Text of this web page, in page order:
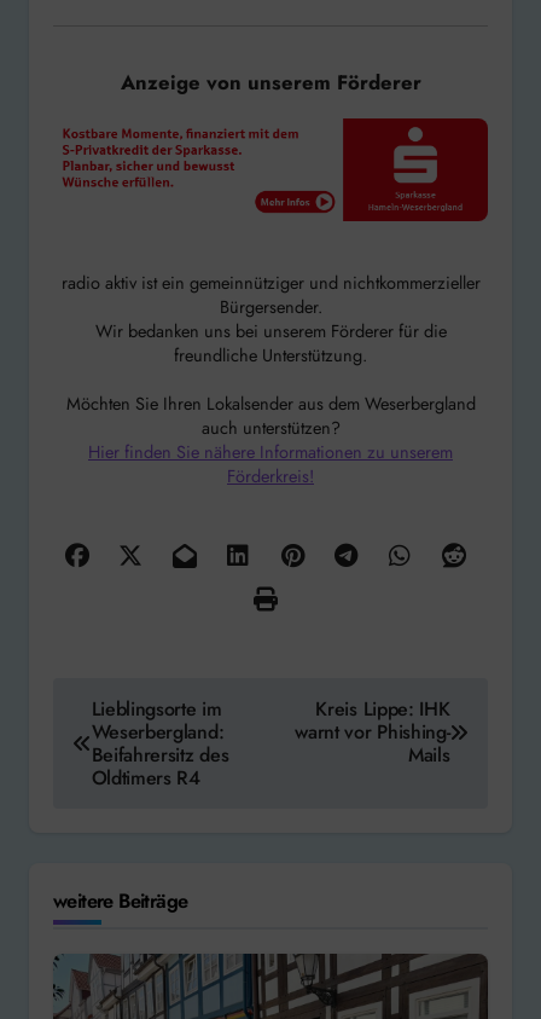
Anzeige von unserem Förderer
radio aktiv ist ein gemeinnütziger und nichtkommerzieller
Bürgersender.
Wir bedanken uns bei unserem Förderer für die
freundliche Unterstützung.
Möchten Sie Ihren Lokalsender aus dem Weserbergland
auch unterstützen?
Hier finden Sie nähere Informationen zu unserem
Förderkreis!
Beitragsnavigation
Lieblingsorte im
Weserbergland:
Beifahrersitz des
Oldtimers R4
Kreis Lippe: IHK
warnt vor Phishing-
Mails
weitere Beiträge